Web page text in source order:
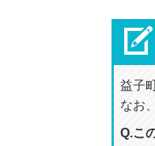
益子
なお
Q.こ